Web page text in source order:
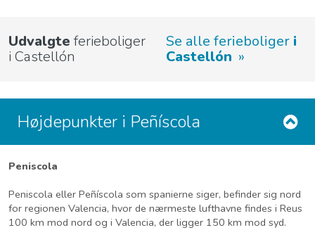
Udvalgte ferieboliger
i Castellón
Se alle ferieboliger i
Castellón
Højdepunkter i Peñíscola
Peniscola
Peniscola eller Peñíscola som spanierne siger, befinder sig nord
for regionen Valencia, hvor de nærmeste lufthavne findes i Reus
100 km mod nord og i Valencia, der ligger 150 km mod syd.